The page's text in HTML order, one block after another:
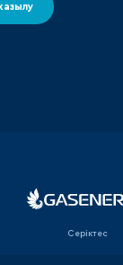
Серіктес